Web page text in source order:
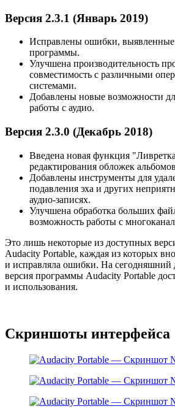
Версия 2.3.1 (Январь 2019)
Исправлены ошибки,
программы.
Улучшена производительность
совместимость с различными
системами.
Добавлены новые возможности
работы с аудио.
Версия 2.3.0 (Декабрь 2018)
Введена новая функция
редактирования обложек
Добавлены инструменты для
подавления эха и других
аудио-записях.
Улучшена обработка больших
возможность работы с
Это лишь некоторые из доступных
Audacity Portable, каждая из которых
и исправляла ошибки. На сегодняшний
версия программы Audacity Portable
и использования.
Скриншоты интерфейса